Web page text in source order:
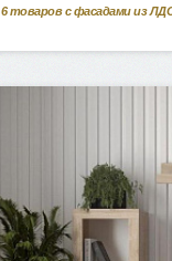
6 товаров с фасадами из